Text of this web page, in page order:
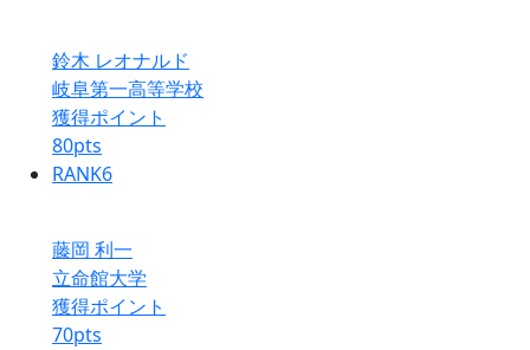
鈴木 レオナルド
岐阜第一高等学校
獲得ポイント
80pts
RANK6
藤岡 利一
立命館大学
獲得ポイント
70pts